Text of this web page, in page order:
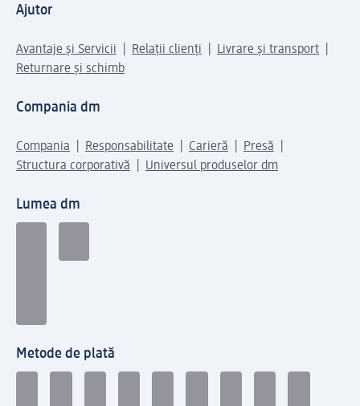
Ajutor
Avantaje și Servicii Relații clienți
Livrare și transport
Returnare și schimb
Compania dm
Compania Responsabilitate Carieră
Presă
Structura corporativă
Universul produselor dm
Lumea dm
Metode de plată